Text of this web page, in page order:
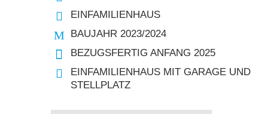
EINFAMILIENHAUS
BAUJAHR 2023/2024
BEZUGSFERTIG ANFANG 2025
EINFAMILIENHAUS MIT GARAGE UND
STELLPLATZ